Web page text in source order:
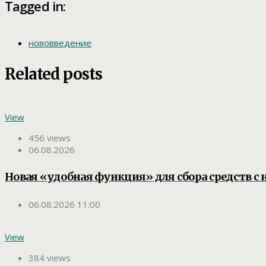
Tagged in:
нововведение
Related posts
View
456 views
06.08.2026
Новая «удобная функция» для сбора средств с
06.08.2026 11:00
View
384 views